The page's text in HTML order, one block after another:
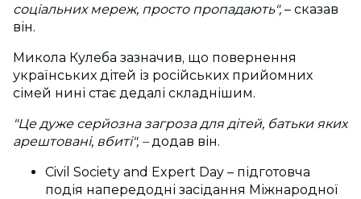
соціальних мереж, просто пропадають", – сказав
він.
Микола Кулеба зазначив, що повернення
українських дітей із російських прийомних
сімей нині стає дедалі складнішим.
"Це дуже серйозна загроза для дітей, батьки яких
арештовані, вбиті", –додав він.
Civil Society and Expert Day – підготовча
подія напередодні засідання Міжнародної